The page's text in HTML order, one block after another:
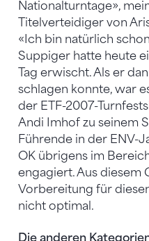
Nationalturntage»,
Titelverteidiger von
«Ich bin natürlich
Suppiger hatte heute
Tag erwischt. Als er
schlagen konnte, war
der ETF-2007-
Andi Imhof zu seinem
Führende in der ENV-
OK übrigens im
engagiert. Aus diesem
Vorbereitung für
nicht optimal.
Die anderen